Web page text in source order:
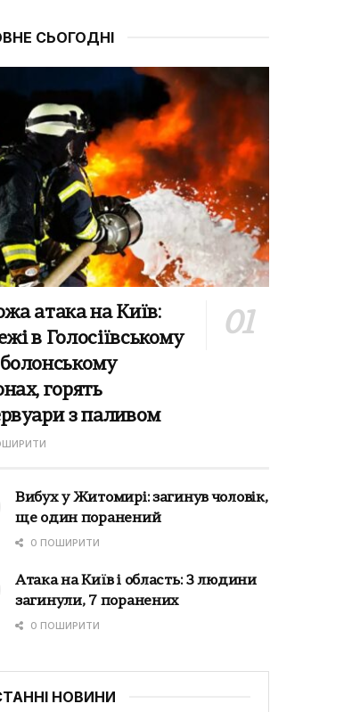
СЬОГОДНІ
атака на Київ:
в Голосіївському
горять
з паливом
Вибух у Житомирі: загинув чоловік,
ще один поранений
0 ПОШИРИТИ
Атака на Київ і область: 3 людини
загинули, 7 поранених
0 ПОШИРИТИ
НОВИНИ